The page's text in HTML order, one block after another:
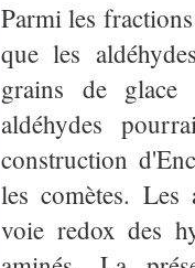
Parmi les
que les
grains de glace
aldéhydes
construction
les comètes. Les
voie redox des